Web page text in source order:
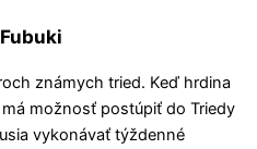
známych tried. Keď hrdina
možnosť postúpiť do Triedy
vykonávať týždenné